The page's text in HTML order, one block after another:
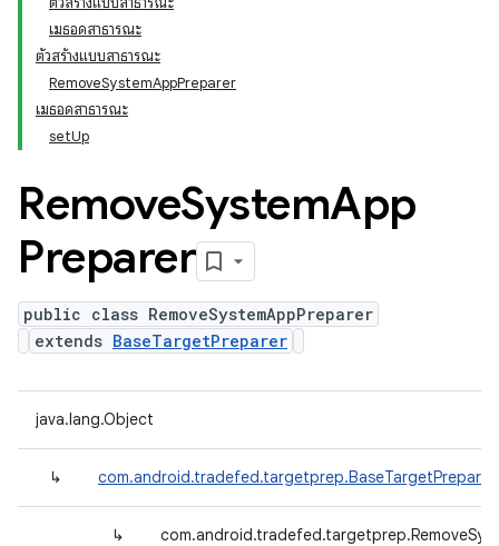
เมธอดสาธารณะ
ตัวสร้างแบบสาธารณะ
RemoveSystemAppPreparer
เมธอดสาธารณะ
setUp
RemoveSystemApp
Preparer
public class RemoveSystemAppPreparer
extends BaseTargetPreparer
java.lang.Object
↳ com.android.tradefed.targetprep.BaseTargetPreparer
↳